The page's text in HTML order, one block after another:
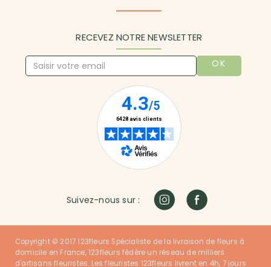
RECEVEZ NOTRE NEWSLETTER
OK
Suivez-nous sur :
Copyright © 2017 123fleurs Spécialiste de la livraison de fleurs à
domicile en France, 123fleurs fédère un réseau de milliers
d'artisans fleuristes. Les fleuristes 123fleurs livrent en 4h, 7 jours